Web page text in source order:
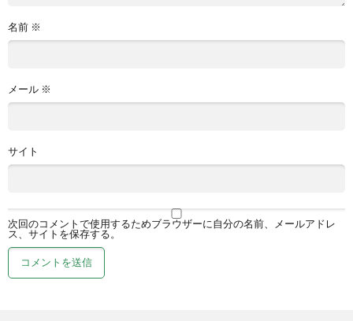
名前 ※
メール ※
サイト
次回のコメントで使用するためブラウザーに自分の名前、メールアドレ
ス、サイトを保存する。